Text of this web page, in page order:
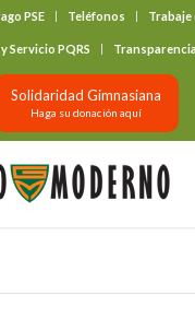
PSE Teléfonos
Servicio PQRS Transparencia
Solidaridad Gimnasiana
Haga su donación aquí